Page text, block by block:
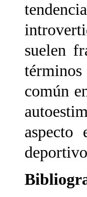
suelen
común
aspecto